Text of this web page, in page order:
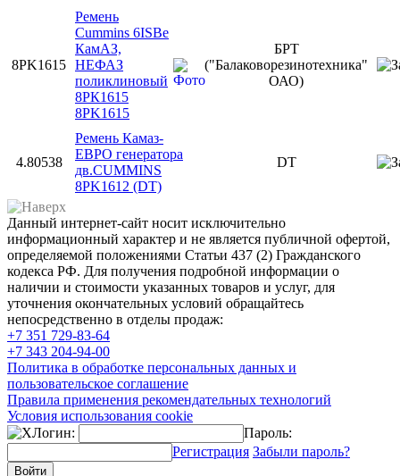
8PK1615
Ремень
Cummins 6ISBe
КамАЗ,
НЕФАЗ
поликлиновый
8РК1615
8PK1615
БРТ
("Балаковорезинотехника"
ОАО)
4.80538
Ремень Камаз-
ЕВРО генератора
дв.CUMMINS
8PK1612 (DT)
DT
Данный интернет-сайт носит исключительно
информационный характер и не является публичной офертой,
определяемой положениями Статьи 437 (2) Гражданского
кодекса РФ. Для получения подробной информации о
наличии и стоимости указанных товаров и услуг, для
уточнения окончательных условий обращайтесь
непосредственно в отделы продаж:
+7 351 729-83-64
+7 343 204-94-00
Политика в обработке персональных данных и
пользовательское соглашение
Правила применения рекомендательных технологий
Условия использования cookie
Логин:
Пароль:
Регистрация Забыли пароль?